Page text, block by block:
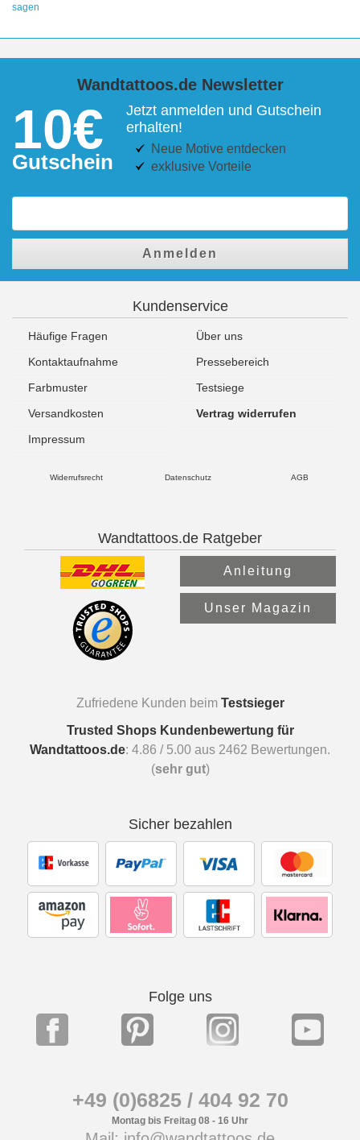
sagen
Wandtattoos.de Newsletter
10€
Gutschein
Jetzt anmelden und Gutschein
erhalten!
Neue Motive entdecken
exklusive Vorteile
Anmelden
Kundenservice
Häufige Fragen
Über uns
Kontaktaufnahme
Pressebereich
Farbmuster
Testsiege
Versandkosten
Vertrag widerrufen
Impressum
Widerrufsrecht Datenschutz AGB
Wandtattoos.de Ratgeber
Anleitung
Unser Magazin
Zufriedene Kunden beim Testsieger
Trusted Shops Kundenbewertung für
Wandtattoos.de: 4.86 / 5.00 aus 2462 Bewertungen.
(sehr gut)
Sicher bezahlen
Folge uns
+49 (0)6825 / 404 92 70
Montag bis Freitag 08 - 16 Uhr